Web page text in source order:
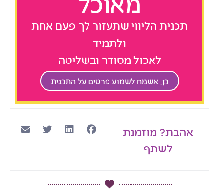
תכנית הליווי שתעזור לך פעם אחת
ולתמיד
לאכול מסודר ובשליטה
כן, אשמח לשמוע פרטים על התכנית
אהבת? מוזמנת
לשתף